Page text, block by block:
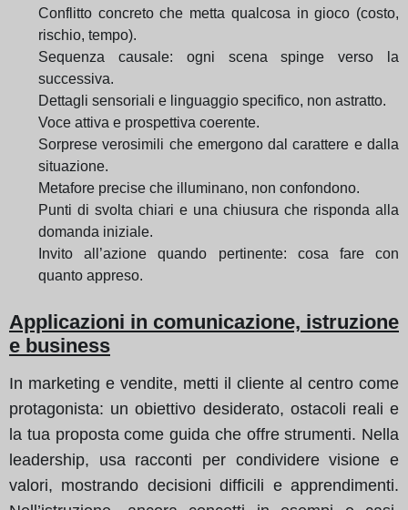
Conflitto concreto che metta qualcosa in gioco (costo,
rischio, tempo).
Sequenza causale: ogni scena spinge verso la
successiva.
Dettagli sensoriali e linguaggio specifico, non astratto.
Voce attiva e prospettiva coerente.
Sorprese verosimili che emergono dal carattere e dalla
situazione.
Metafore precise che illuminano, non confondono.
Punti di svolta chiari e una chiusura che risponda alla
domanda iniziale.
Invito all’azione quando pertinente: cosa fare con
quanto appreso.
Applicazioni in comunicazione, istruzione
e business
In marketing e vendite, metti il cliente al centro come
protagonista: un obiettivo desiderato, ostacoli reali e
la tua proposta come guida che offre strumenti. Nella
leadership, usa racconti per condividere visione e
valori, mostrando decisioni difficili e apprendimenti.